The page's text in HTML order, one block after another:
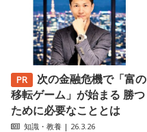
次の金融危機で「富の
移転ゲーム」が始まる 勝つ
ために必要なこととは
知識・教養 | 26.3.26